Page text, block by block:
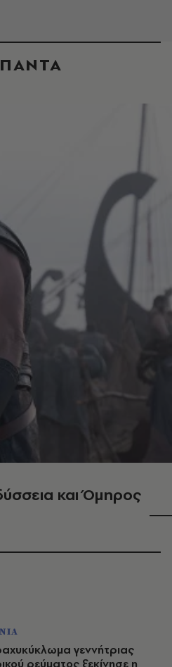
και Όμηρος
γεννήτριας
ρεύματος ξεκίνησε η